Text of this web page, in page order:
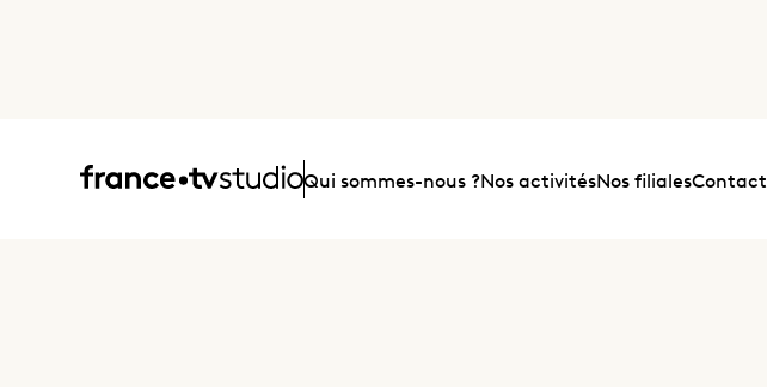
Accueil Qui sommes-nous ?Nos activitésNos filialesContact